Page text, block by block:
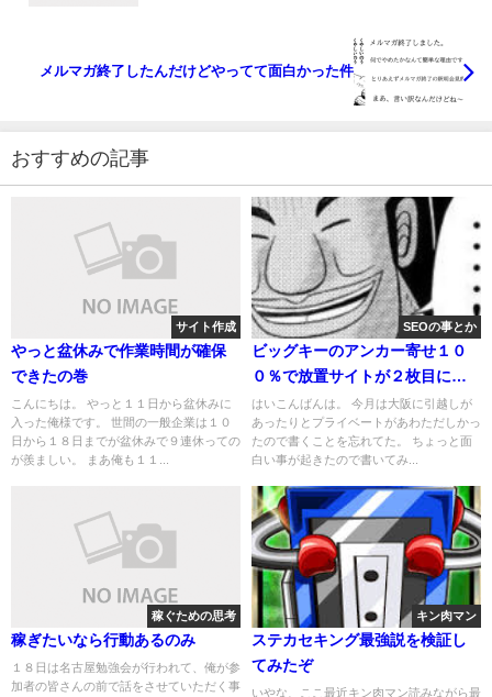
メルマガ終了したんだけどやってて面白かった件
おすすめの記事
サイト作成
やっと盆休みで作業時間が確保
できたの巻
こんにちは。 やっと１１日から盆休みに
入った俺様です。 世間の一般企業は１０
日から１８日までが盆休みで９連休っての
が羨ましい。 まあ俺も１１...
SEOの事とか
ビッグキーのアンカー寄せ１０
０％で放置サイトが２枚目に来
た件
はいこんばんは。 今月は大阪に引越しが
あったりとプライベートがあわただしかっ
たので書くことを忘れてた。 ちょっと面
白い事が起きたので書いてみ...
稼ぐための思考
稼ぎたいなら行動あるのみ
１８日は名古屋勉強会が行われて、俺が参
加者の皆さんの前で話をさせていただく事
キン肉マン
ステカセキング最強説を検証し
てみたぞ
いやな、ここ最近キン肉マン読みながら最